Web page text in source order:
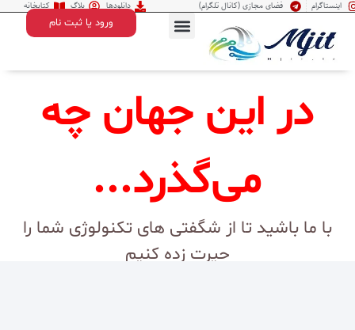
اینستاگرام فضای مجازی (کانال تلگرام) دانلودها بلاگ کتابخانه
ورود یا ثبت نام
در این جهان چه
می‌گذرد...
با ما باشید تا از شگفتی های تکنولوژی شما را
حیرت زده کنیم